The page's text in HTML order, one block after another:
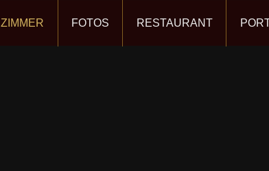
ZIMMER FOTOS RESTAURANT